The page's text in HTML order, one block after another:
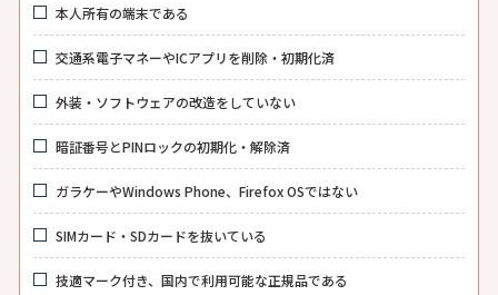
本人所有の端末である
交通系電子マネーやICアプリを削除・初期化済
外装・ソフトウェアの改造をしていない
暗証番号とPINロックの初期化・解除済
ガラケーやWindows Phone、Firefox OSではない
SIMカード・SDカードを抜いている
技適マーク付き、国内で利用可能な正規品である